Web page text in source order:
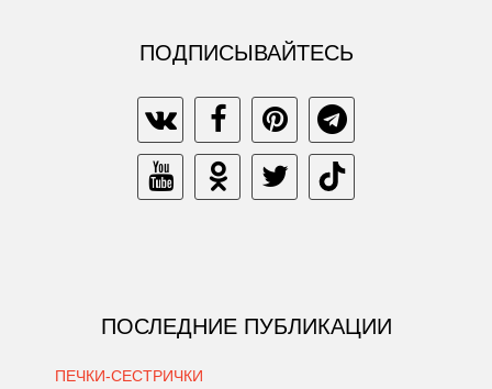
ПОДПИСЫВАЙТЕСЬ
ПОСЛЕДНИЕ ПУБЛИКАЦИИ
ПЕЧКИ-СЕСТРИЧКИ